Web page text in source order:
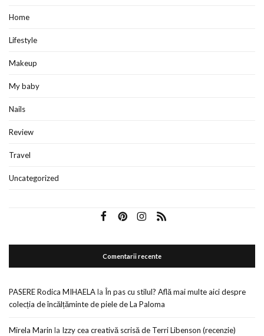
Home
Lifestyle
Makeup
My baby
Nails
Review
Travel
Uncategorized
Comentarii recente
PASERE Rodica MIHAELAla În pas cu stilul? Află mai multe aici despre
colecția de încălțăminte de piele de La Paloma
Mirela Marin la Izzy cea creativă scrisă de Terri Libenson (recenzie)